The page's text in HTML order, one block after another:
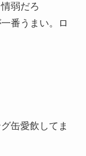
弱だろ
番うまい。ロ
缶愛飲してま